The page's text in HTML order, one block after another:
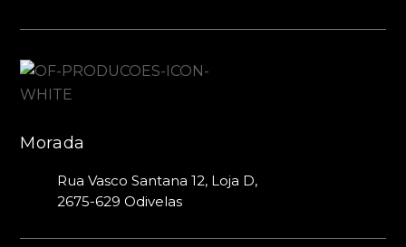
Morada
Rua Vasco Santana 12, Loja D,
2675-629 Odivelas